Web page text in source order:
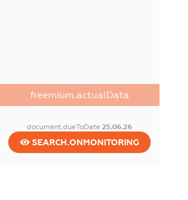
freemium.actualData
document.dueToDate25.06.26
SEARCH.ONMONITORING